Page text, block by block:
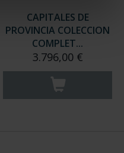
CAPITALES DE
PROVINCIA COLECCION
COMPLET...
3.796,00 €